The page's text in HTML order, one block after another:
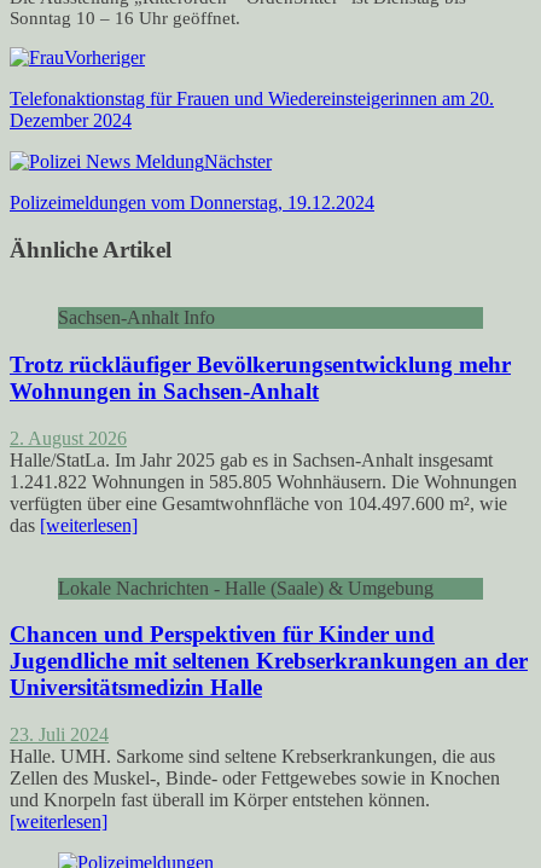
Sonntag 10 – 16 Uhr geöffnet.
Vorheriger
Telefonaktionstag für Frauen und Wiedereinsteigerinnen am 20.
Dezember 2024
Nächster
Polizeimeldungen vom Donnerstag, 19.12.2024
Ähnliche Artikel
Sachsen-Anhalt Info
Trotz rückläufiger Bevölkerungsentwicklung mehr
Wohnungen in Sachsen-Anhalt
2. August 2026
Halle/StatLa. Im Jahr 2025 gab es in Sachsen-Anhalt insgesamt
1.241.822 Wohnungen in 585.805 Wohnhäusern. Die Wohnungen
verfügten über eine Gesamtwohnfläche von 104.497.600 m², wie
das [weiterlesen]
Lokale Nachrichten - Halle (Saale) & Umgebung
Chancen und Perspektiven für Kinder und
Jugendliche mit seltenen Krebserkrankungen an der
Universitätsmedizin Halle
23. Juli 2024
Halle. UMH. Sarkome sind seltene Krebserkrankungen, die aus
Zellen des Muskel-, Binde- oder Fettgewebes sowie in Knochen
und Knorpeln fast überall im Körper entstehen können.
[weiterlesen]